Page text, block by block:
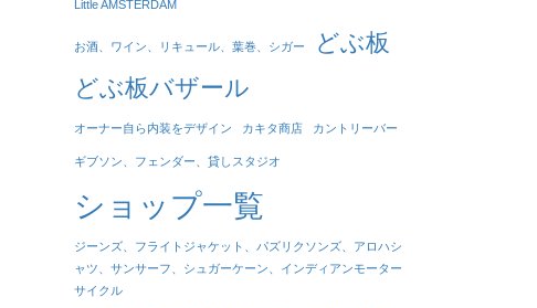
Little AMSTERDAM
お酒、ワイン、リキュール、葉巻、シガー
どぶ板
どぶ板バザール
オーナー自ら内装をデザイン カキタ商店 カントリーバー
ギブソン、フェンダー、貸しスタジオ
ショップ一覧
ジーンズ、フライトジャケット、パズリクソンズ、アロハシ
ャツ、サンサーフ、シュガーケーン、インディアンモーター
サイクル